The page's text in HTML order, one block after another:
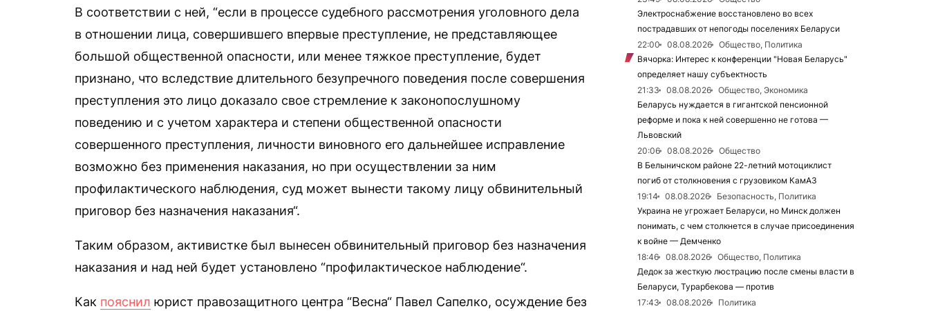
В соответствии с ней, “если в процессе судебного рассмотрения уголовного дела
в отношении лица, совершившего впервые преступление, не представляющее
большой общественной опасности, или менее тяжкое преступление, будет
признано, что вследствие длительного безупречного поведения после совершения
преступления это лицо доказало свое стремление к законопослушному
поведению и с учетом характера и степени общественной опасности
совершенного преступления, личности виновного его дальнейшее исправление
возможно без применения наказания, но при осуществлении за ним
профилактического наблюдения, суд может вынести такому лицу обвинительный
приговор без назначения наказания“.
Таким образом, активистке был вынесен обвинительный приговор без назначения
наказания и над ней будет установлено “профилактическое наблюдение“.
Как пояснил юрист правозащитного центра “Весна“ Павел Сапелко, осуждение без
Электроснабжение восстановлено во всех
пострадавших от непогоды поселениях Беларуси
22:00
08.08.2026
Общество, Политика
Вячорка: Интерес к конференции "Новая Беларусь"
определяет нашу субъектность
21:33
08.08.2026
Общество, Экономика
Беларусь нуждается в гигантской пенсионной
реформе и пока к ней совершенно не готова —
Львовский
20:06
08.08.2026
Общество
В Белыничском районе 22-летний мотоциклист
погиб от столкновения с грузовиком КамАЗ
19:14
08.08.2026
Безопасность, Политика
Украина не угрожает Беларуси, но Минск должен
понимать, с чем столкнется в случае присоединения
к войне — Демченко
18:46
08.08.2026
Общество, Политика
Дедок за жесткую люстрацию после смены власти в
Беларуси, Турарбекова — против
17:43
08.08.2026
Политика